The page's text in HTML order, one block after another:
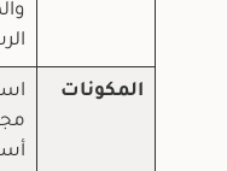
المكونات